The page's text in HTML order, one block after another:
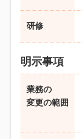
研修
明示事項
業務の
変更の範囲